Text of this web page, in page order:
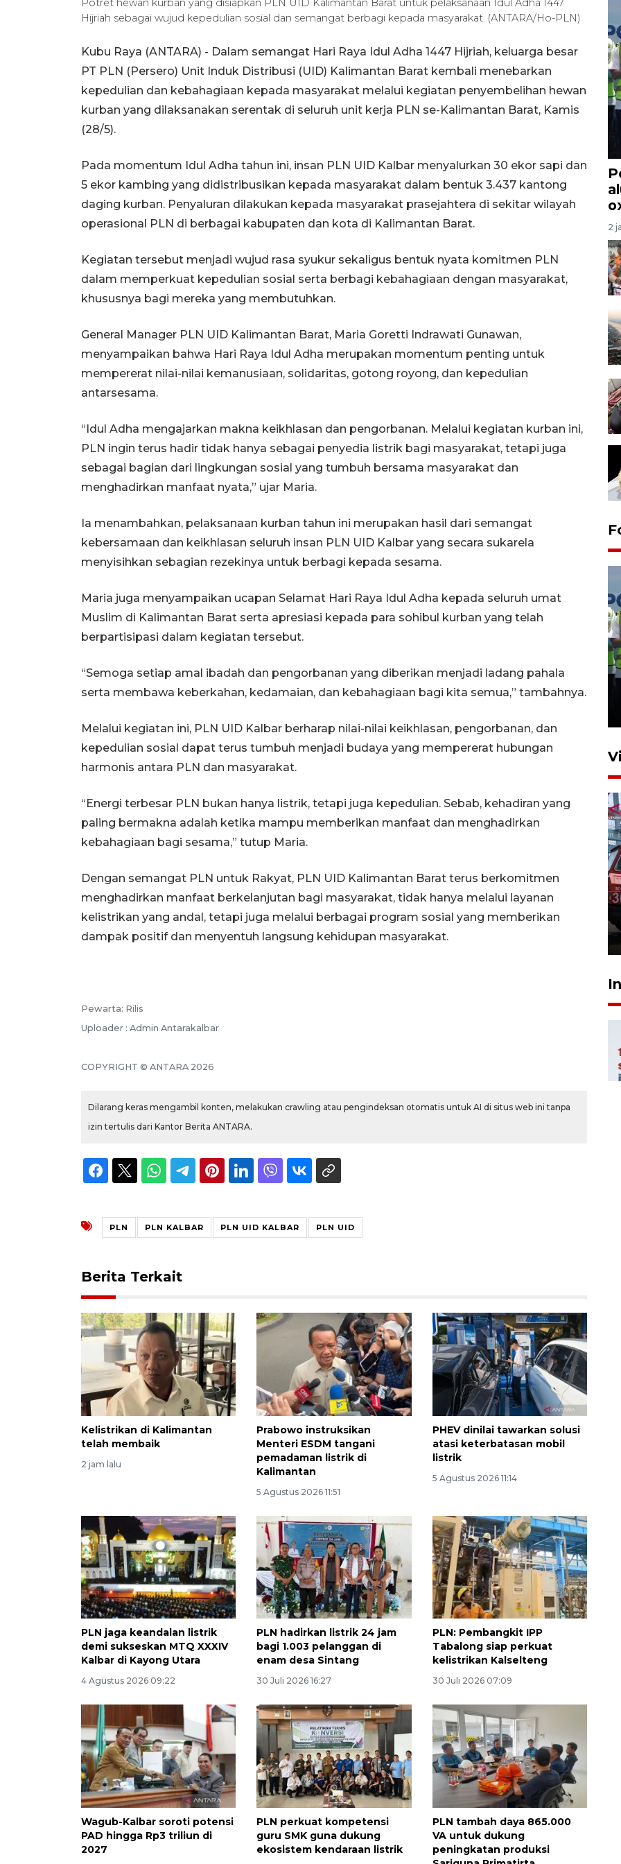
Potret hewan kurban yang disiapkan PLN UID Kalimantan Barat untuk pelaksanaan Idul Adha 1447
Hijriah sebagai wujud kepedulian sosial dan semangat berbagi kepada masyarakat. (ANTARA/Ho-PLN)
Kubu Raya (ANTARA) - Dalam semangat Hari Raya Idul Adha 1447 Hijriah, keluarga besar
PT PLN (Persero) Unit Induk Distribusi (UID) Kalimantan Barat kembali menebarkan
kepedulian dan kebahagiaan kepada masyarakat melalui kegiatan penyembelihan hewan
kurban yang dilaksanakan serentak di seluruh unit kerja PLN se-Kalimantan Barat, Kamis
(28/5).
Pada momentum Idul Adha tahun ini, insan PLN UID Kalbar menyalurkan 30 ekor sapi dan
5 ekor kambing yang didistribusikan kepada masyarakat dalam bentuk 3.437 kantong
daging kurban. Penyaluran dilakukan kepada masyarakat prasejahtera di sekitar wilayah
operasional PLN di berbagai kabupaten dan kota di Kalimantan Barat.
Kegiatan tersebut menjadi wujud rasa syukur sekaligus bentuk nyata komitmen PLN
dalam memperkuat kepedulian sosial serta berbagi kebahagiaan dengan masyarakat,
khususnya bagi mereka yang membutuhkan.
General Manager PLN UID Kalimantan Barat, Maria Goretti Indrawati Gunawan,
menyampaikan bahwa Hari Raya Idul Adha merupakan momentum penting untuk
mempererat nilai-nilai kemanusiaan, solidaritas, gotong royong, dan kepedulian
antarsesama.
“Idul Adha mengajarkan makna keikhlasan dan pengorbanan. Melalui kegiatan kurban ini,
PLN ingin terus hadir tidak hanya sebagai penyedia listrik bagi masyarakat, tetapi juga
sebagai bagian dari lingkungan sosial yang tumbuh bersama masyarakat dan
menghadirkan manfaat nyata,” ujar Maria.
Ia menambahkan, pelaksanaan kurban tahun ini merupakan hasil dari semangat
kebersamaan dan keikhlasan seluruh insan PLN UID Kalbar yang secara sukarela
menyisihkan sebagian rezekinya untuk berbagi kepada sesama.
Maria juga menyampaikan ucapan Selamat Hari Raya Idul Adha kepada seluruh umat
Muslim di Kalimantan Barat serta apresiasi kepada para sohibul kurban yang telah
berpartisipasi dalam kegiatan tersebut.
“Semoga setiap amal ibadah dan pengorbanan yang diberikan menjadi ladang pahala
serta membawa keberkahan, kedamaian, dan kebahagiaan bagi kita semua,” tambahnya.
Melalui kegiatan ini, PLN UID Kalbar berharap nilai-nilai keikhlasan, pengorbanan, dan
kepedulian sosial dapat terus tumbuh menjadi budaya yang mempererat hubungan
harmonis antara PLN dan masyarakat.
“Energi terbesar PLN bukan hanya listrik, tetapi juga kepedulian. Sebab, kehadiran yang
paling bermakna adalah ketika mampu memberikan manfaat dan menghadirkan
kebahagiaan bagi sesama,” tutup Maria.
Dengan semangat PLN untuk Rakyat, PLN UID Kalimantan Barat terus berkomitmen
menghadirkan manfaat berkelanjutan bagi masyarakat, tidak hanya melalui layanan
kelistrikan yang andal, tetapi juga melalui berbagai program sosial yang memberikan
dampak positif dan menyentuh langsung kehidupan masyarakat.
Pewarta: Rilis
Uploader : Admin Antarakalbar
COPYRIGHT © ANTARA 2026
Dilarang keras mengambil konten, melakukan crawling atau pengindeksan otomatis untuk AI di situs web ini tanpa
izin tertulis dari Kantor Berita ANTARA.
PLN PLN KALBAR PLN UID KALBAR PLN UID
Berita Terkait
Kelistrikan di Kalimantan
telah membaik
2 jam lalu
Prabowo instruksikan
Menteri ESDM tangani
pemadaman listrik di
Kalimantan
5 Agustus 2026 11:51
PHEV dinilai tawarkan solusi
atasi keterbatasan mobil
listrik
5 Agustus 2026 11:14
PLN jaga keandalan listrik
demi sukseskan MTQ XXXIV
Kalbar di Kayong Utara
4 Agustus 2026 09:22
PLN hadirkan listrik 24 jam
bagi 1.003 pelanggan di
enam desa Sintang
30 Juli 2026 16:27
PLN: Pembangkit IPP
Tabalong siap perkuat
kelistrikan Kalselteng
30 Juli 2026 07:09
Wagub-Kalbar soroti potensi
PAD hingga Rp3 triliun di
2027
PLN perkuat kompetensi
guru SMK guna dukung
ekosistem kendaraan listrik
PLN tambah daya 865.000
VA untuk dukung
peningkatan produksi
2
Kalbar siaga darurat karhutla
hingga November
Pontianak alokasikan
anggaran khusus anak
penderita kanker dan jantung
23 Juli 2026 19:17
Ekonomi triwulan II-2026
tumbuh 5,29 persen
2026-08-06 18:45:00